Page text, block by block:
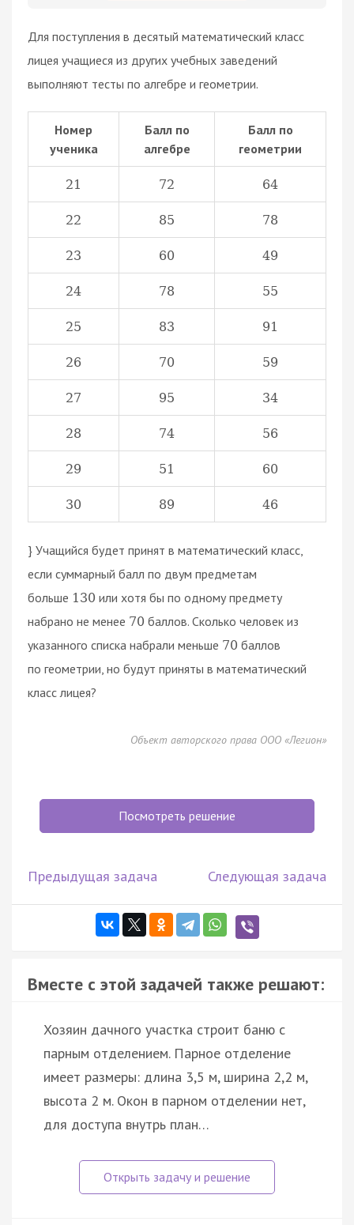
Для поступления в десятый математический класс
лицея учащиеся из других учебных заведений
выполняют тесты по алгебре и геометрии.
Номер
ученика
Балл по
алгебре
Балл по
геометрии
21 72 64
22 85 78
23 60 49
24 78 55
25 83 91
26 70 59
27 95 34
28 74 56
29 51 60
30 89 46
} Учащийся будет принят в математический класс,
если суммарный балл по двум предметам
больше 130 или хотя бы по одному предмету
набрано не менее 70 баллов. Сколько человек из
указанного списка набрали меньше 70 баллов
по геометрии, но будут приняты в математический
класс лицея?
Объект авторского права ООО «Легион»
Посмотреть решение
Предыдущая задача Следующая задача
Вместе с этой задачей также решают:
Хозяин дачного участка строит баню с
парным отделением. Парное отделение
имеет размеры: длина 3,5 м, ширина 2,2 м,
высота 2 м. Окон в парном отделении нет,
для доступа внутрь план…